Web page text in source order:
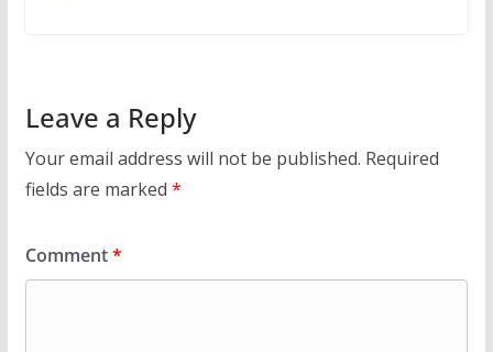
Leave a Reply
Your email address will not be published. Required
fields are marked *
Comment*